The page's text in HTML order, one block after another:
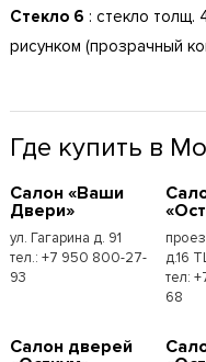
Стекло 6 : стекло толщ.
рисунком (прозрачный
Где купить в
Cалон «Ваши
Двери»
ул. Гагарина д. 91
тел.: +7 950 800-27-
93
д.16
тел:
68
Cалон дверей